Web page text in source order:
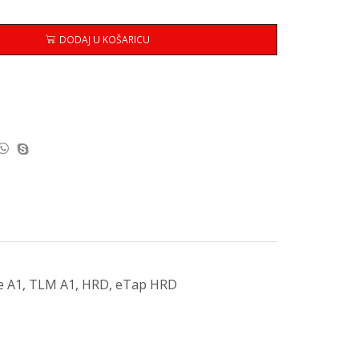
DODAJ U KOŠARICU
TLM A1, HRD, eTap HRD